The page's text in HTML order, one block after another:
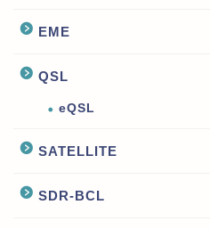
EME
QSL
eQSL
SATELLITE
SDR-BCL